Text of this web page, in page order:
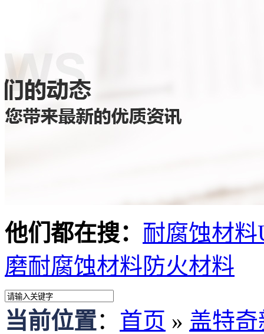
他们都在搜： 耐腐蚀材料
磨耐腐蚀材料防火材料
当前位置： 首页 » 盖特